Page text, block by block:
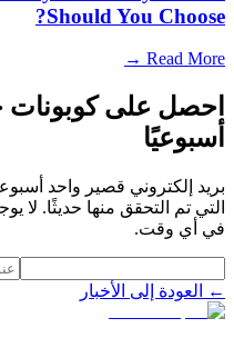
Should You Choose?
Read More →
احصل على كوبونات
أسبوعيًا
بريد إلكتروني قصير واحد
التي تم التحقق منها حديثًا. لا
في أي وقت.
← العودة إلى الأخبار